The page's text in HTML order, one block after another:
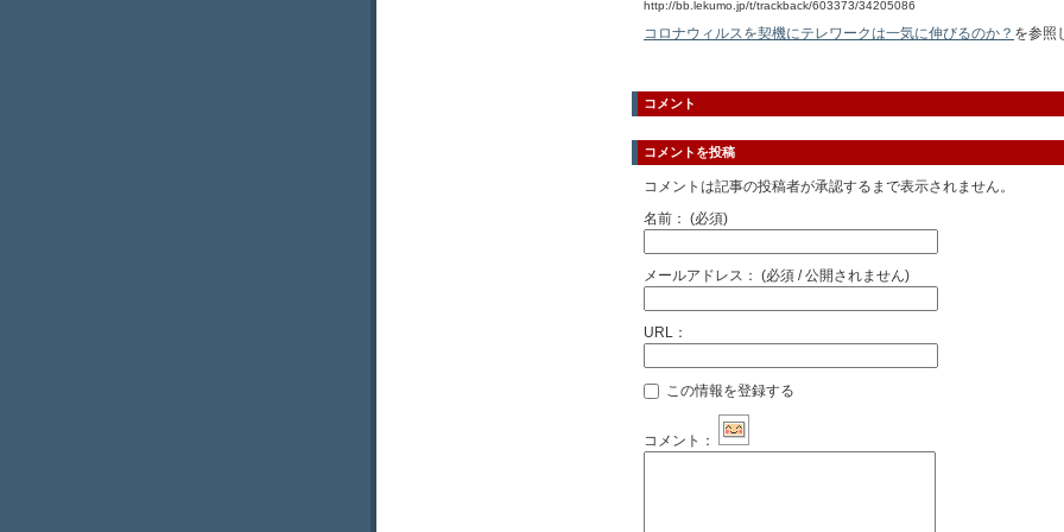
http://bb.lekumo.jp/t/trackback/603373/34205086
コロナウィルスを契機にテレワークは一気に伸びるのか？ を参照
コメント
コメントを投稿
コメントは記事の投稿者が承認するまで表示されません。
名前： (必須)
メールアドレス： (必須 / 公開されません)
URL：
この情報を登録する
コメント：